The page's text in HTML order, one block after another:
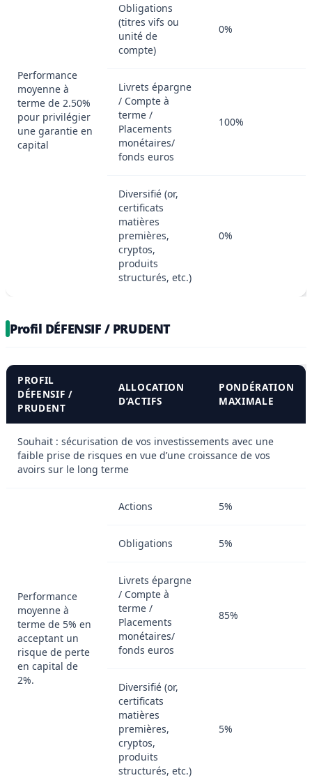
Performance
moyenne à
terme de 2.50%
pour privilégier
une garantie en
capital
Obligations
(titres vifs ou
unité de
compte)
0%
Livrets épargne
/ Compte à
terme /
Placements
monétaires/
fonds euros
100%
Diversifié (or,
certificats
matières
premières,
cryptos,
produits
structurés, etc.)
0%
Profil DÉFENSIF / PRUDENT
PROFIL
DÉFENSIF /
PRUDENT
ALLOCATION
D’ACTIFS
PONDÉRATION
MAXIMALE
Souhait : sécurisation de vos investissements avec une
faible prise de risques en vue d’une croissance de vos
avoirs sur le long terme
Performance
moyenne à
terme de 5% en
acceptant un
risque de perte
en capital de
2%.
Actions 5%
Obligations 5%
Livrets épargne
/ Compte à
terme /
Placements
monétaires/
fonds euros
85%
Diversifié (or,
certificats
matières
premières,
cryptos,
produits
structurés, etc.)
5%